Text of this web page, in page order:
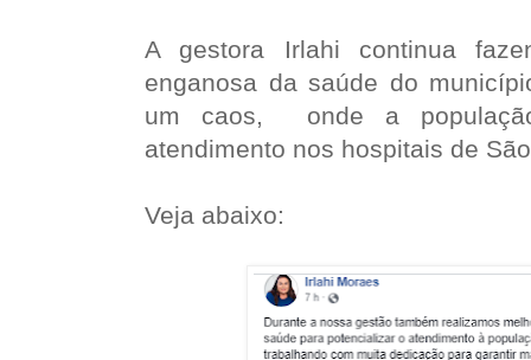
A gestora Irlahi continua
enganosa da saúde do
um caos, onde a
atendimento nos hospitais de
Veja abaixo: